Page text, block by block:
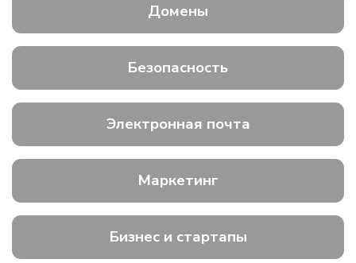
Домены
Безопасность
Электронная почта
Маркетинг
Бизнес и стартапы